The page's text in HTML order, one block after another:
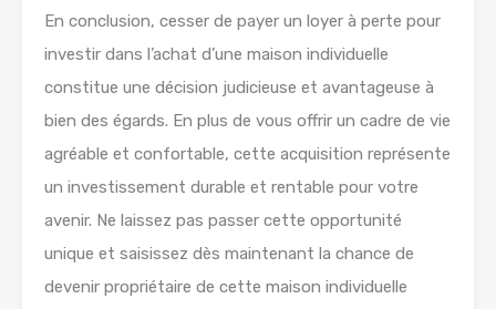
En conclusion, cesser de payer un loyer à perte pour
investir dans l’achat d’une maison individuelle
constitue une décision judicieuse et avantageuse à
bien des égards. En plus de vous offrir un cadre de vie
agréable et confortable, cette acquisition représente
un investissement durable et rentable pour votre
avenir. Ne laissez pas passer cette opportunité
unique et saisissez dès maintenant la chance de
devenir propriétaire de cette maison individuelle